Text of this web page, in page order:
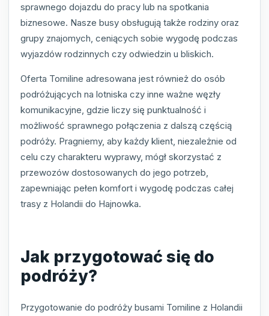
sprawnego dojazdu do pracy lub na spotkania
biznesowe. Nasze busy obsługują także rodziny oraz
grupy znajomych, ceniących sobie wygodę podczas
wyjazdów rodzinnych czy odwiedzin u bliskich.
Oferta Tomiline adresowana jest również do osób
podróżujących na lotniska czy inne ważne węzły
komunikacyjne, gdzie liczy się punktualność i
możliwość sprawnego połączenia z dalszą częścią
podróży. Pragniemy, aby każdy klient, niezależnie od
celu czy charakteru wyprawy, mógł skorzystać z
przewozów dostosowanych do jego potrzeb,
zapewniając pełen komfort i wygodę podczas całej
trasy z Holandii do Hajnowka.
Jak przygotować się do
podróży?
Przygotowanie do podróży busami Tomiline z Holandii